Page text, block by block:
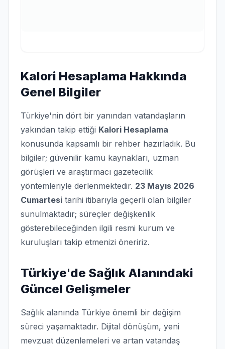
Kalori Hesaplama Hakkında
Genel Bilgiler
Türkiye'nin dört bir yanından vatandaşların
yakından takip ettiği Kalori Hesaplama
konusunda kapsamlı bir rehber hazırladık. Bu
bilgiler; güvenilir kamu kaynakları, uzman
görüşleri ve araştırmacı gazetecilik
yöntemleriyle derlenmektedir. 23 Mayıs 2026
Cumartesi tarihi itibarıyla geçerli olan bilgiler
sunulmaktadır; süreçler değişkenlik
gösterebileceğinden ilgili resmi kurum ve
kuruluşları takip etmenizi öneririz.
Türkiye'de Sağlık Alanındaki
Güncel Gelişmeler
Sağlık alanında Türkiye önemli bir değişim
süreci yaşamaktadır. Dijital dönüşüm, yeni
mevzuat düzenlemeleri ve artan vatandaş